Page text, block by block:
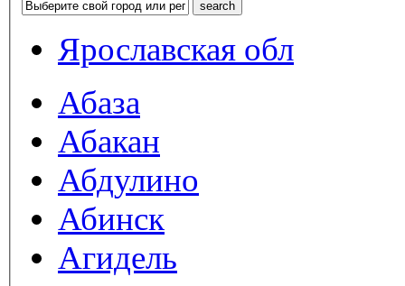
Ярославская обл
Абаза
Абакан
Абдулино
Абинск
Агидель